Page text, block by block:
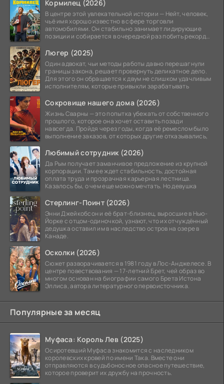
Кормилец (2026)
В центре этой увлекательной истории — Нейт, человек,
чьё имя хорошо известно в сфере торговли
автомобилями. Он стабильно занимает лидирующие
позиции и собирается в очередной раз побить рекорд
Люгер (2025)
Один адвокат, чьи методы работы давно перешагнули
границы закона, решает провернуть деликатное дело.
Для этого он обращается к двум не слишком удачливым
исполнителям, которые привыкли зарабатывать
Сокровище нашего дома (2026)
Жизнь Сварны — это попытка убежать от собственного
прошлого, которое она хочет оставить позади
навсегда. Пройдя через годы, когда её ремеслом было
выполнение заказов, от которых другие отказывались,
Любимый сотрудник (2026)
Да Рым получает заманчивое предложение из крупной
корпорации. Там ее ждет стабильность, достойная
оплата труда и прозрачная карьерная лестница.
Казалось бы, о чем еще можно мечтать. Но девушка
Стерлинг-Поинт (2026)
Энни Джейкобсон и её брат-близнец, выросшие в Нью-
Йорке с отцом-одиночкой, узнают, что их отчуждённый
дедушка оставил им в наследство остров на озере в
Канаде.
Осколки (2026)
Сюжет разворачивается в 1981 году в Лос-Анджелесе. В
центре повествования — 17-летний Брет, чей образ во
многом основан на биографии самого Брета Истона
Эллиса, автора литературного первоисточника.
Популярные за месяц
Муфаса: Король Лев (2025)
Осиротевший Муфаса знакомится с наследником
королевских кровей по имени Така. Вместе они
отправляются в судьбоносное опасное путешествие,
которое проверит их дружбу на прочность.